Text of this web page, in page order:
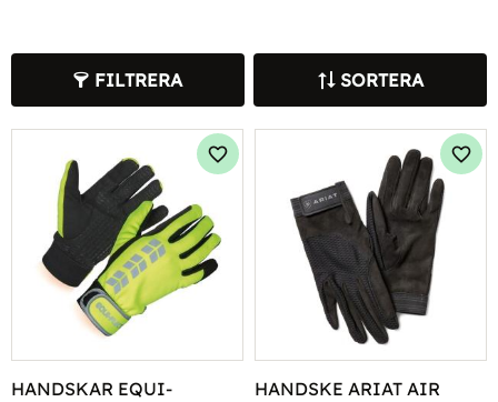
FILTRERA SORTERA
HANDSKAR EQUI-
Lägg till i favoriter
HANDSKE ARIAT AIR